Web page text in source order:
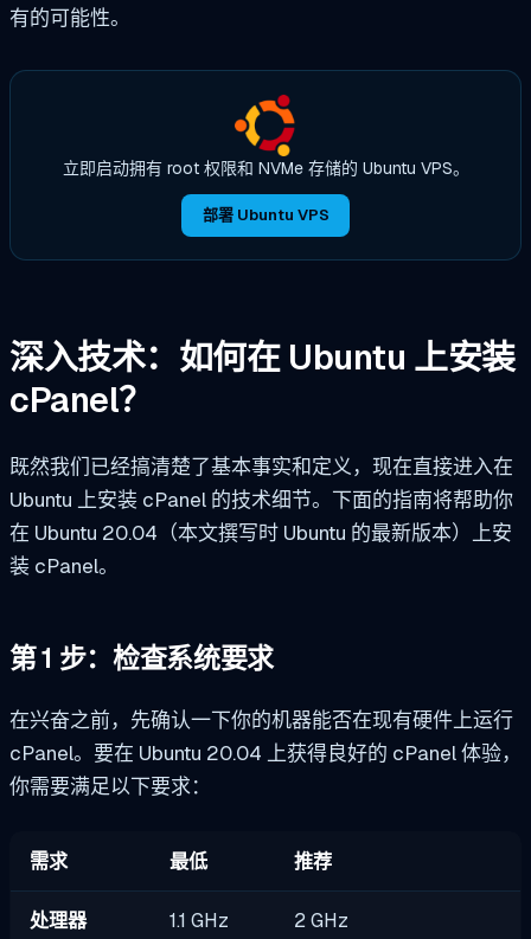
有的可能性。
立即启动拥有 root 权限和 NVMe 存储的 Ubuntu VPS。
部署 Ubuntu VPS
深入技术：如何在 Ubuntu 上安装
cPanel？
既然我们已经搞清楚了基本事实和定义，现在直接进入在
Ubuntu 上安装 cPanel 的技术细节。下面的指南将帮助你
在 Ubuntu 20.04（本文撰写时 Ubuntu 的最新版本）上安
装 cPanel。
第 1 步：检查系统要求
在兴奋之前，先确认一下你的机器能否在现有硬件上运行
cPanel。要在 Ubuntu 20.04 上获得良好的 cPanel 体验，
你需要满足以下要求：
需求 最低 推荐
处理器 1.1 GHz 2 GHz